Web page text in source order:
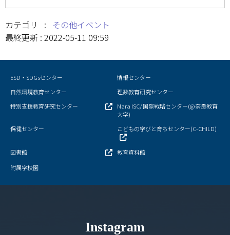
キャンパスマップ
サイトポリシー
交通アクセス
同窓会
カテゴリ : その他イベント
最終更新 : 2022-05-11 09:59
ESD・SDGsセンター
情報センター
自然環境教育センター
理数教育研究センター
特別支援教育研究センター
Nara ISC/ 国際戦略センター(@奈良教育
大学)
保健センター
こどもの学びと育ちセンター(C-CHILD)
図書館
教育資料館
附属学校園
Instagram